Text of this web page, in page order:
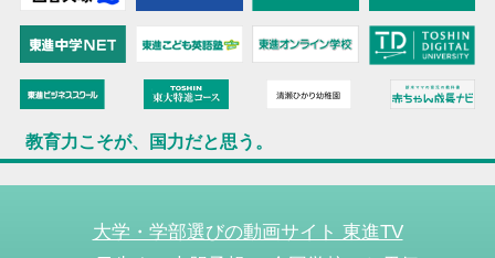
教育力こそが、国力だと思う。
大学・学部選びの動画サイト 東進TV